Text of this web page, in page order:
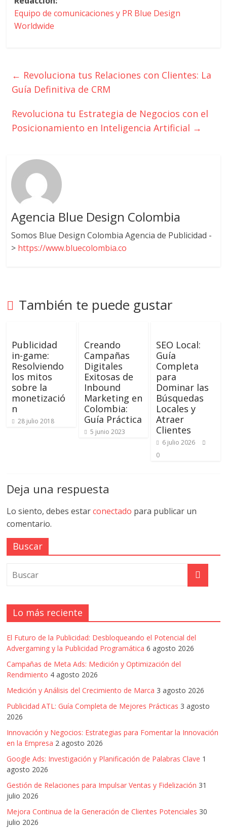
Equipo de comunicaciones y PR Blue Design
Worldwide
← Revoluciona tus Relaciones con Clientes: La
Guía Definitiva de CRM
Revoluciona tu Estrategia de Negocios con el
Posicionamiento en Inteligencia Artificial →
Agencia Blue Design Colombia
Somos Blue Design Colombia Agencia de Publicidad -
> https://www.bluecolombia.co
También te puede gustar
Publicidad
in-game:
Resolviendo
los mitos
sobre la
monetizació
n
28 julio 2018
Creando
Campañas
Digitales
Exitosas de
Inbound
Marketing en
Colombia:
Guía Práctica
5 junio 2023
SEO Local:
Guía
Completa
para
Dominar las
Búsquedas
Locales y
Atraer
Clientes
6 julio 2026
0
Deja una respuesta
Lo siento, debes estarconectado para publicar un
comentario.
Buscar
Lo más reciente
El Futuro de la Publicidad: Desbloqueando el Potencial del
Advergaming y la Publicidad Programática 6 agosto 2026
Campañas de Meta Ads: Medición y Optimización del
Rendimiento 4 agosto 2026
Medición y Análisis del Crecimiento de Marca 3 agosto 2026
Publicidad ATL: Guía Completa de Mejores Prácticas 3 agosto
2026
Innovación y Negocios: Estrategias para Fomentar la Innovación
en la Empresa 2 agosto 2026
Google Ads: Investigación y Planificación de Palabras Clave 1
agosto 2026
Gestión de Relaciones para Impulsar Ventas y Fidelización 31
julio 2026
Mejora Continua de la Generación de Clientes Potenciales 30
julio 2026